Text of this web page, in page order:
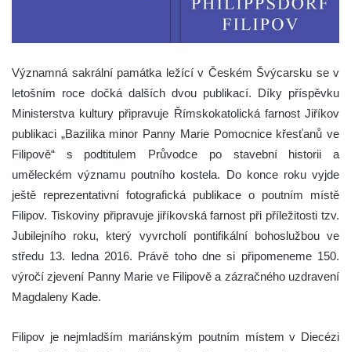
Významná sakrální památka ležící v Českém Švýcarsku se v
letošním roce dočká dalších dvou publikací. Díky příspěvku
Ministerstva kultury připravuje Římskokatolická farnost Jiříkov
publikaci „Bazilika minor Panny Marie Pomocnice křesťanů ve
Filipově“ s podtitulem Průvodce po stavební historii a
uměleckém významu poutního kostela. Do konce roku vyjde
ještě reprezentativní fotografická publikace o poutním místě
Filipov. Tiskoviny připravuje jiříkovská farnost při příležitosti tzv.
Jubilejního roku, který vyvrcholí pontifikální bohoslužbou ve
středu 13. ledna 2016. Právě toho dne si připomeneme 150.
výročí zjevení Panny Marie ve Filipově a zázračného uzdravení
Magdaleny Kade.
Filipov je nejmladším mariánským poutním místem v Diecézi